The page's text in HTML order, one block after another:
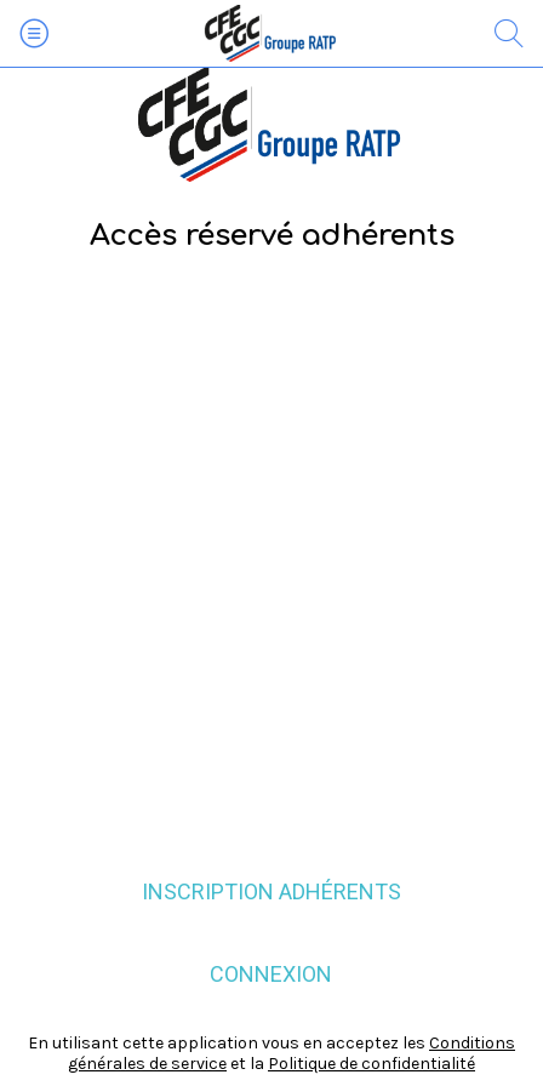
Accès réservé adhérents
INSCRIPTION ADHÉRENTS
CONNEXION
En utilisant cette application vous en acceptez les Conditions
générales de serviceet la Politique de confidentialité